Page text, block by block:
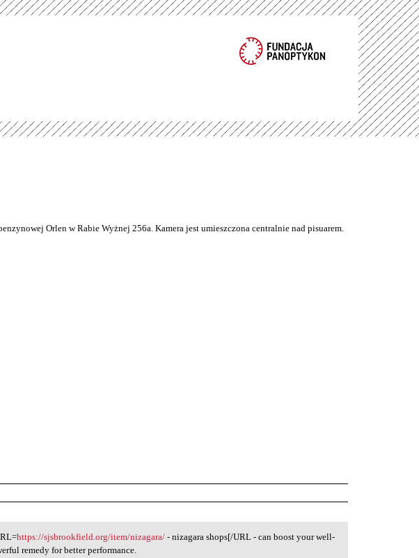
Orlen w Rabie Wyżnej 256a. Kamera jest umieszczona centralnie nad pisuarem.
[URL=https:
https://sjsbrookfield.org/item/nizagara/ - nizagara shops[/URL - can boost your well-
remedy for better performance.